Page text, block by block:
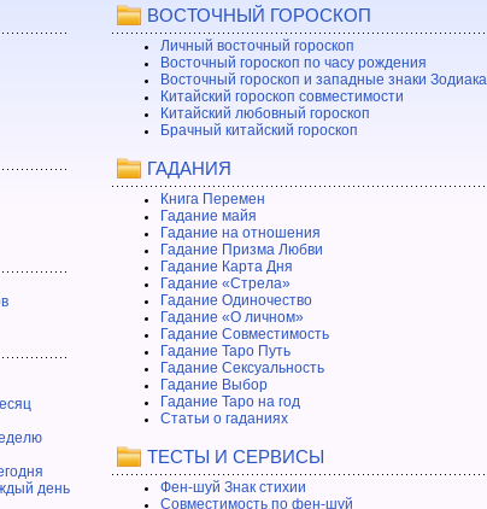
день
ВОСТОЧНЫЙ ГОРОСКОП
Личный восточный гороскоп
Восточный гороскоп по часу рождения
Восточный гороскоп и западные знаки Зодиака
Китайский гороскоп совместимости
Китайский любовный гороскоп
Брачный китайский гороскоп
ГАДАНИЯ
Книга Перемен
Гадание майя
Гадание на отношения
Гадание Призма Любви
Гадание Карта Дня
Гадание «Стрела»
Гадание Одиночество
Гадание «О личном»
Гадание Совместимость
Гадание Таро Путь
Гадание Сексуальность
Гадание Выбор
Гадание Таро на год
Статьи о гаданиях
ТЕСТЫ И СЕРВИСЫ
Фен-шуй Знак стихии
Совместимость по фен-шуй